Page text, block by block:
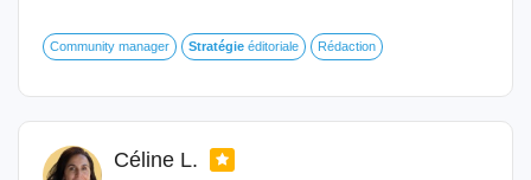
Community manager Stratégie éditoriale Rédaction
Céline L.